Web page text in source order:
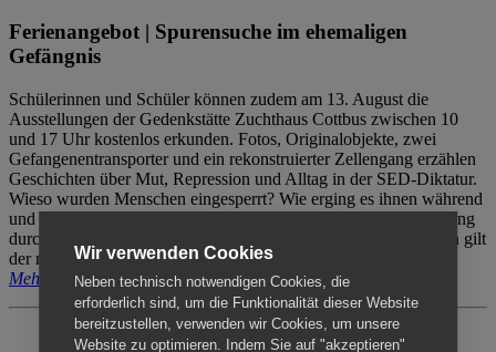
Ferienangebot | Spurensuche im ehemaligen
Gefängnis
Schülerinnen und Schüler können zudem am 13. August die
Ausstellungen der Gedenkstätte Zuchthaus Cottbus zwischen 10
und 17 Uhr kostenlos erkunden. Fotos, Originalobjekte, zwei
Gefangenentransporter und ein rekonstruierter Zellengang erzählen
Geschichten über Mut, Repression und Alltag in der SED-Diktatur.
Wieso wurden Menschen eingesperrt? Wie erging es ihnen während
und nach der Haft? Der Besuch erfolgt individuell ohne Betreuung
durch das Menschenrechtszentrum Cottbus. Für Begleitpersonen gilt
der reguläre Eintritt (8€ / ermäßigt 5€).
Mehr erfahren
Wir verwenden Cookies
Neben technisch notwendigen Cookies, die
erforderlich sind, um die Funktionalität dieser Website
bereitzustellen, verwenden wir Cookies, um unsere
Website zu optimieren. Indem Sie auf "akzeptieren"